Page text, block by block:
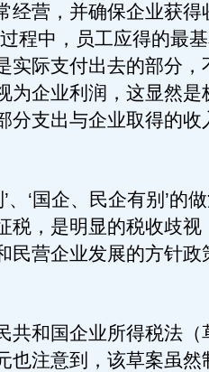
经营，并确保企业获得
程中，员工应得的最
实际支付出去的部分，
为企业利润，这显然是
分支出与企业取得的收
‘国企、民企有别’的
税，是明显的税收歧视
民营企业发展的方针政
和国企业所得税法（
也注意到，该草案虽然